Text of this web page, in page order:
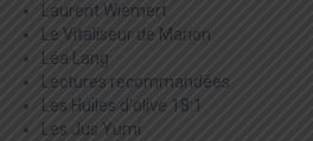
Laurent Wiemert
Le Vitaliseur de Marion
Léa Lang
Lectures recommandées
Les Huiles d'olive 18:1
Les Jus Yumi